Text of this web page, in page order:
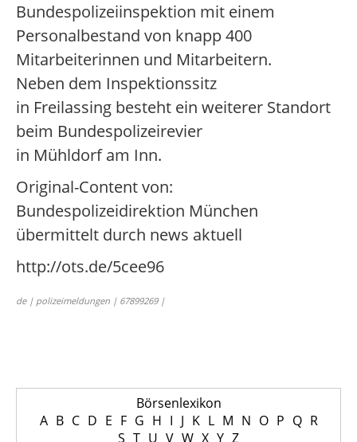
Bundespolizeiinspektion mit einem
Personalbestand von knapp 400
Mitarbeiterinnen und Mitarbeitern.
Neben dem Inspektionssitz
in Freilassing besteht ein weiterer Standort
beim Bundespolizeirevier
in Mühldorf am Inn.
Original-Content von:
Bundespolizeidirektion München
übermittelt durch news aktuell
http://ots.de/5cee96
de | polizeimeldungen | 67899269 |
Börsenlexikon
A B C D E F G H I J K L M N O P Q R
S T U V W X Y Z